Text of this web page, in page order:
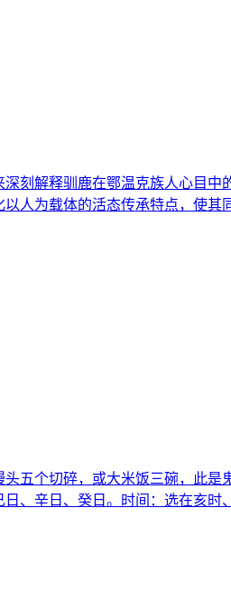
刻解释驯鹿在鄂温克族人心目
人为载体的活态传承特点，使其
五个切碎，或大米饭三碗，此
、辛日、癸日。时间：选在亥时